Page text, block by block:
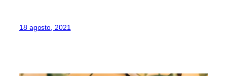
18 agosto, 2021